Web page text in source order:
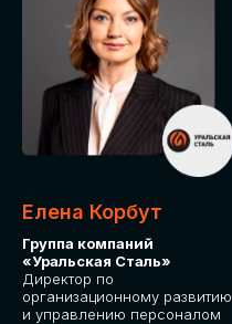
Елена Корбут
Группа компаний
«Уральская Сталь»
Директор по
организационному развитию
и управлению персоналом